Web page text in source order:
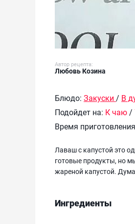
Автор рецепта:
Любовь Козина
Блюдо: Закуски / В
Подойдет на: К чаю/
Время
Лаваш с капустой это
готовые продукты, но
жареной капустой.
Ингредиенты